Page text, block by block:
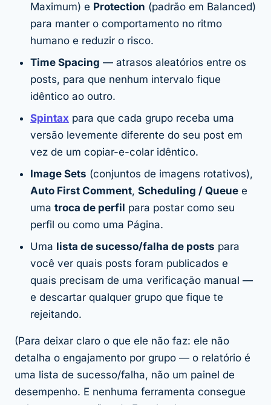
Maximum) e Protection (padrão em Balanced)
para manter o comportamento no ritmo
humano e reduzir o risco.
Time Spacing — atrasos aleatórios entre os
posts, para que nenhum intervalo fique
idêntico ao outro.
Spintax para que cada grupo receba uma
versão levemente diferente do seu post em
vez de um copiar-e-colar idêntico.
Image Sets (conjuntos de imagens rotativos),
Auto First Comment, Scheduling / Queue e
uma troca de perfil para postar como seu
perfil ou como uma Página.
Uma lista de sucesso/falha de posts para
você ver quais posts foram publicados e
quais precisam de uma verificação manual —
e descartar qualquer grupo que fique te
rejeitando.
(Para deixar claro o que ele não faz: ele não
detalha o engajamento por grupo — o relatório é
uma lista de sucesso/falha, não um painel de
desempenho. E nenhuma ferramenta consegue